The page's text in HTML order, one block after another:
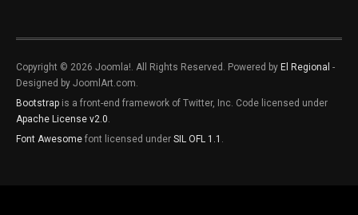
Copyright © 2026 Joomla!. All Rights Reserved. Powered by El Regional -
Designed by JoomlArt.com.
Bootstrap is a front-end framework of Twitter, Inc. Code licensed under
Apache License v2.0.
Font Awesome font licensed under SIL OFL 1.1 .